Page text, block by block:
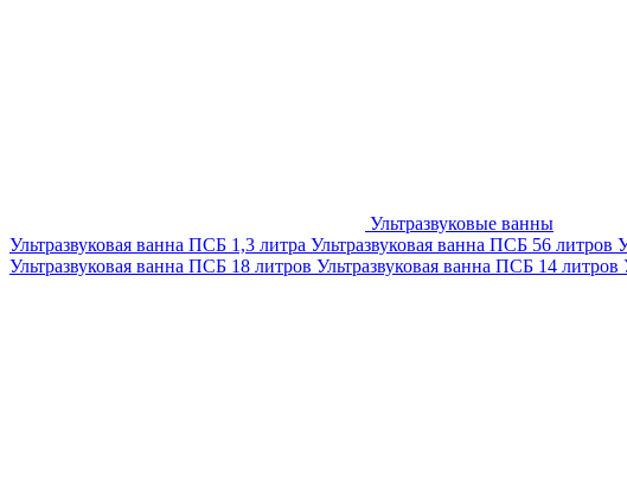
Ультразвуковые ванны
Ультразвуковая ванна ПСБ 1,3 литра Ультразвуковая ванна ПСБ 56 литров
Ультразвуковая ванна ПСБ 18 литров Ультразвуковая ванна ПСБ 14 литров